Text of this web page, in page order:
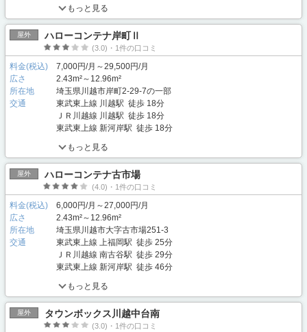
もっと見る
屋外 ハローコンテナ岸町Ⅱ
(3.0)・1件の口コミ
料金(税込)
7,000円/月～29,500円/月
広さ
2.43m²～12.96m²
所在地
埼玉県川越市岸町2-29-7の一部
交通
東武東上線 川越駅 徒歩 18分
ＪＲ川越線 川越駅 徒歩 18分
東武東上線 新河岸駅 徒歩 18分
もっと見る
屋外 ハローコンテナ古市場
(4.0)・1件の口コミ
料金(税込)
6,000円/月～27,000円/月
広さ
2.43m²～12.96m²
所在地
埼玉県川越市大字古市場251-3
交通
東武東上線 上福岡駅 徒歩 25分
ＪＲ川越線 南古谷駅 徒歩 29分
東武東上線 新河岸駅 徒歩 46分
もっと見る
屋外 タウンボックス川越中台南
(3.0)・1件の口コミ